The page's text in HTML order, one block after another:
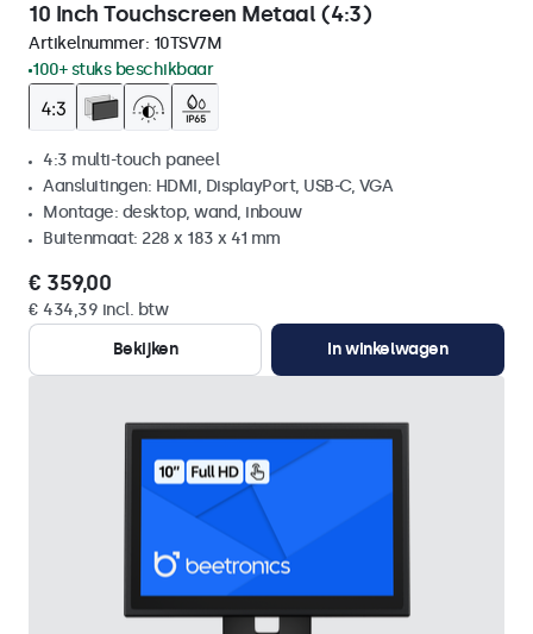
10 Inch Touchscreen Metaal (4:3)
Artikelnummer: 10TSV7M
100+ stuks beschikbaar
4:3 multi-touch paneel
Aansluitingen: HDMI, DisplayPort, USB-C, VGA
Montage: desktop, wand, inbouw
Buitenmaat: 228 x 183 x 41 mm
€ 359,00
€ 434,39 incl. btw
Bekijken
In winkelwagen